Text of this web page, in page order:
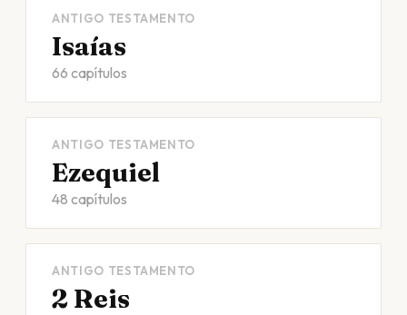
ANTIGO TESTAMENTO
Isaías
66 capítulos
ANTIGO TESTAMENTO
Ezequiel
48 capítulos
ANTIGO TESTAMENTO
2 Reis